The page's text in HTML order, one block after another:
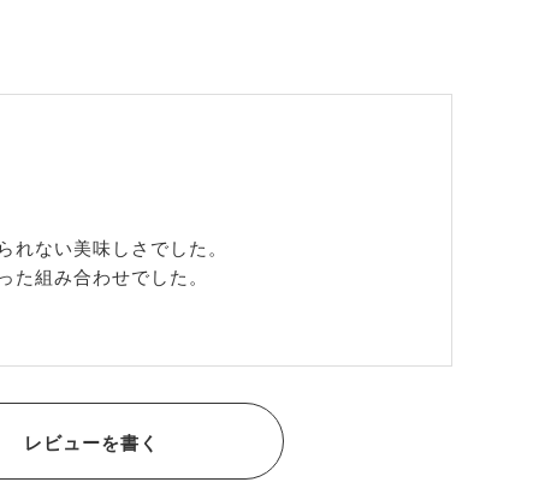
ない美味しさでした。
組み合わせでした。
レビューを書く